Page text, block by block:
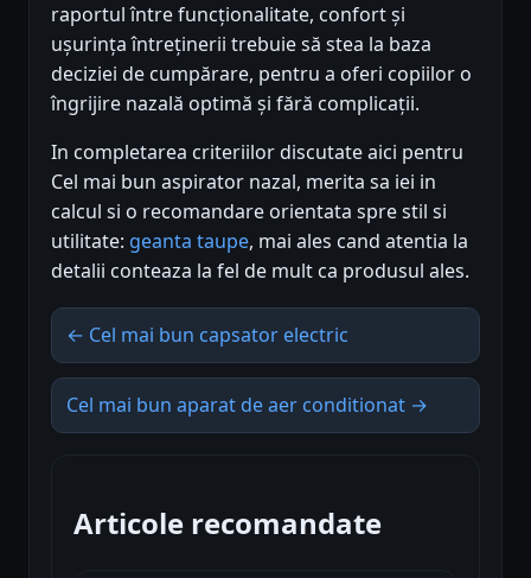
raportul între funcționalitate, confort și
ușurința întreținerii trebuie să stea la baza
deciziei de cumpărare, pentru a oferi copiilor o
îngrijire nazală optimă și fără complicații.
In completarea criteriilor discutate aici pentru
Cel mai bun aspirator nazal, merita sa iei in
calcul si o recomandare orientata spre stil si
utilitate: geanta taupe, mai ales cand atentia la
detalii conteaza la fel de mult ca produsul ales.
← Cel mai bun capsator electric
Cel mai bun aparat de aer conditionat →
Articole recomandate